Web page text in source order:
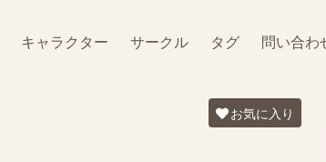
キャラクター サークル タグ 問い合わ
お気に入り